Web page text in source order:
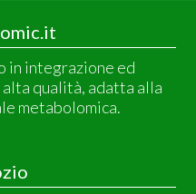
in integrazione ed
qualità, adatta alla
metabolomica.